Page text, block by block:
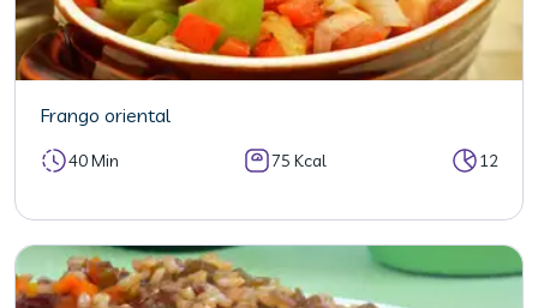
Frango oriental
40 Min 75 Kcal 12